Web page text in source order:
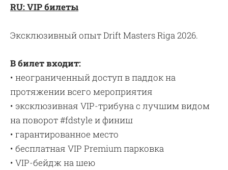
RU: VIP билеты
Эксклюзивный опыт Drift Masters Riga 2026.
В билет входит:
• неограниченный доступ в паддок на
протяжении всего мероприятия
• эксклюзивная VIP-трибуна с лучшим видом
на поворот #fdstyle и финиш
• гарантированное место
• бесплатная VIP Premium парковка
• VIP-бейдж на шею